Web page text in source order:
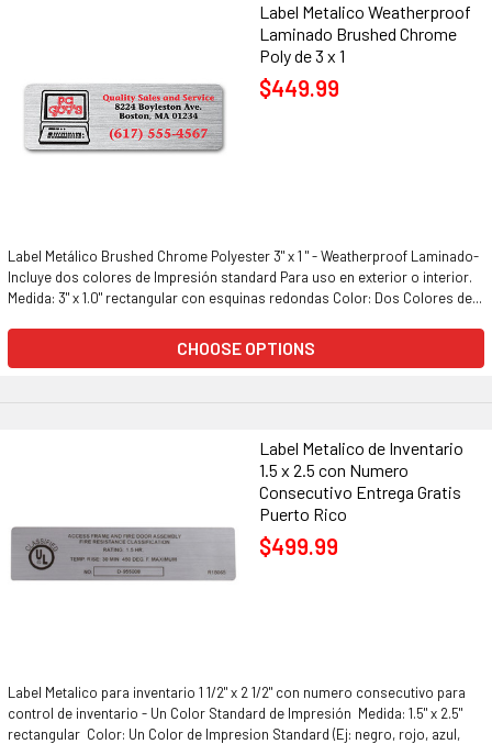
Label Metalico Weatherproof
Laminado Brushed Chrome
Poly de 3 x 1
$449.99
Label Metálico Brushed Chrome Polyester 3" x 1 " - Weatherproof Laminado-
Incluye dos colores de Impresión standard Para uso en exterior o interior.
Medida: 3" x 1.0" rectangular con esquinas redondas Color: Dos Colores de...
CHOOSE OPTIONS
Label Metalico de Inventario
1.5 x 2.5 con Numero
Consecutivo Entrega Gratis
Puerto Rico
$499.99
Label Metalico para inventario 1 1/2" x 2 1/2" con numero consecutivo para
control de inventario - Un Color Standard de Impresión Medida: 1.5" x 2.5"
rectangular Color: Un Color de Impresion Standard (Ej: negro, rojo, azul,